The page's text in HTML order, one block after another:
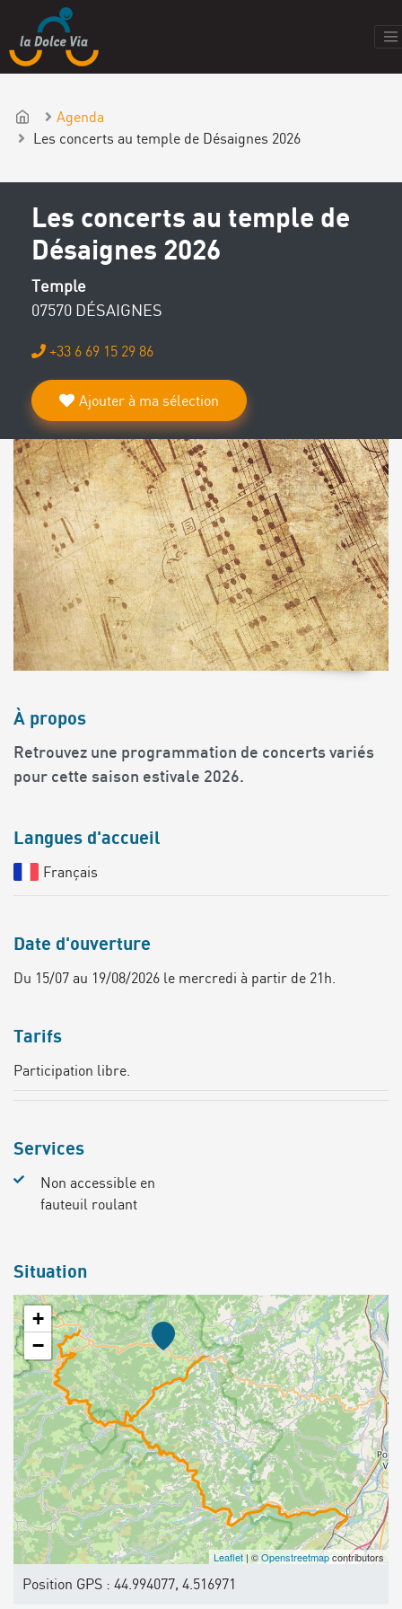
Agenda
Les concerts au temple de Désaignes 2026
Les concerts au temple de
Désaignes 2026
Temple
07570 DÉSAIGNES
+33 6 69 15 29 86
Ajouter à ma sélection
À propos
Retrouvez une programmation de concerts variés
pour cette saison estivale 2026.
Langues d'accueil
Français
Date d'ouverture
Du 15/07 au 19/08/2026 le mercredi à partir de 21h.
Tarifs
Participation libre.
Services
Non accessible en
fauteuil roulant
Situation
+
−
Leaflet | ©Openstreetmapcontributors
Position GPS : 44.994077, 4.516971